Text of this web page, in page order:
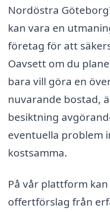
Nordöstra
kan vara en
företag för att
Oavsett om du
bara vill göra en
nuvarande bostad,
besiktning
eventuella problem
kostsamma.
På vår plattform
offertförslag från